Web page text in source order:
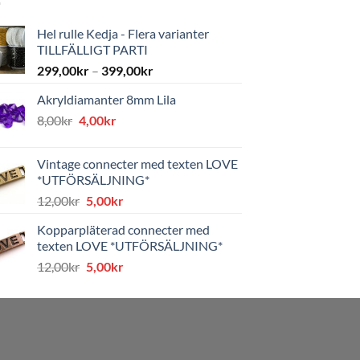
Hel rulle Kedja - Flera varianter
TILLFÄLLIGT PARTI
299,00kr – 399,00kr
Akryldiamanter 8mm Lila
8,00kr Det
var:
8,00kr.
4,00krDet
är:
4,00kr.
Vintage connecter med texten LOVE
*UTFÖRSÄLJNING*
12,00kr Det
priset
var:
12,00kr.
5,00krDet
priset
är:
5,00kr.
Kopparpläterad connecter med
texten LOVE *UTFÖRSÄLJNING*
12,00kr Det
priset
5,00krDet
priset